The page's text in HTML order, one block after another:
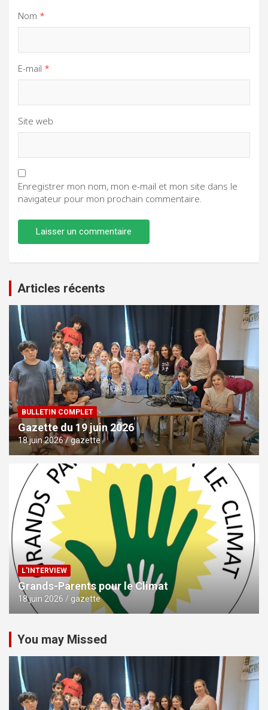
Nom *
E-mail *
Site web
Enregistrer mon nom, mon e-mail et mon site dans le
navigateur pour mon prochain commentaire.
Articles récents
BULLETIN COMPLET
Gazette du 19 juin 2026
18 juin 2026 gazette
L'INTERVIEW
Grands-Parents pour le Climat
18 juin 2026 gazette
You may Missed